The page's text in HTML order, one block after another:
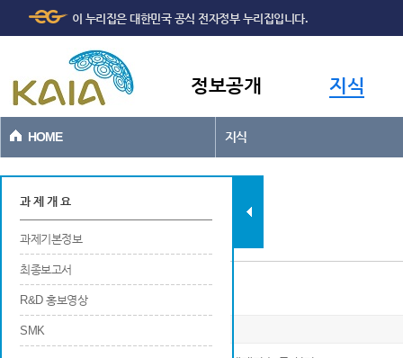
본문바로가기
이 누리집은 대한민국 공식 전자정부 누리집입니다.
정보공개 지식
HOME 지식
과제현황
과 제 개 요
과제기본정보
최종보고서
R&D 홍보영상
SMK
국내외 학술지 게재